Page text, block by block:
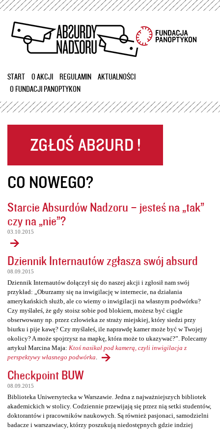
Przejdź
treści
START O AKCJI REGULAMIN
AKTUALNOŚCI
O FUNDACJI PANOPTYKON
CO NOWEGO?
Starcie Absurdów Nadzoru – jesteś na „tak”
czy na „nie”?
03.10.2015
Dziennik Internautów zgłasza swój absurd
08.09.2015
Dziennik Internautów dołączył się do naszej akcji i zgłosił nam swój
przykład: „Oburzamy się na inwigilację w internecie, na działania
amerykańskich służb, ale co wiemy o inwigilacji na własnym podwórku?
Czy myślałeś, że gdy stoisz sobie pod blokiem, możesz być ciągle
obserwowany np. przez człowieka ze straży miejskiej, który siedzi przy
biurku i pije kawę? Czy myślałeś, ile naprawdę kamer może być w Twojej
okolicy? A może spojrzysz na mapkę, która może to ukazywać?”. Polecamy
artykuł Marcina Maja: Ktoś nasikał pod kamerą, czyli inwigilacja z
perspektywy własnego podwórka
Checkpoint BUW
08.09.2015
Biblioteka Uniwersytecka w Warszawie. Jedna z najważniejszych bibliotek
akademickich w stolicy. Codziennie przewijają się przez nią setki studentów,
doktorantów i pracowników naukowych. Są również pasjonaci, samodzielni
badacze i warszawiacy, którzy poszukują niedostępnych gdzie indziej